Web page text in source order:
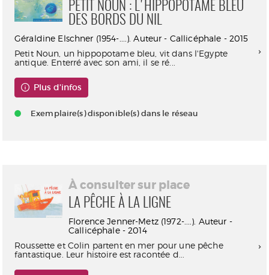
PETIT NOUN : L'HIPPOPOTAME BLEU
DES BORDS DU NIL
Géraldine Elschner (1954-....). Auteur - Callicéphale - 2015
Petit Noun, un hippopotame bleu, vit dans l'Egypte
antique. Enterré avec son ami, il se ré...
Plus d'infos
Exemplaire(s) disponible(s) dans le réseau
À consulter sur place
LA PÊCHE À LA LIGNE
Florence Jenner-Metz (1972-....). Auteur -
Callicéphale - 2014
Roussette et Colin partent en mer pour une pêche
fantastique. Leur histoire est racontée d...